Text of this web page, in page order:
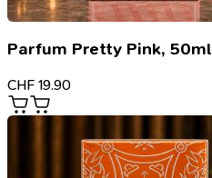
Parfum Pretty Pink, 50ml
CHF 19.90